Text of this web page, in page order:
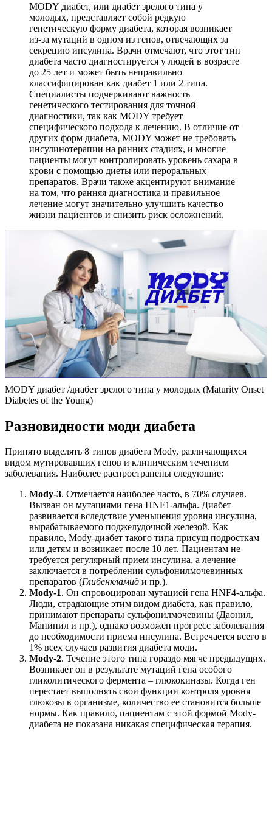
MODY диабет, или диабет зрелого типа у
молодых, представляет собой редкую
генетическую форму диабета, которая возникает
из-за мутаций в одном из генов, отвечающих за
секрецию инсулина. Врачи отмечают, что этот тип
диабета часто диагностируется у людей в возрасте
до 25 лет и может быть неправильно
классифицирован как диабет 1 или 2 типа.
Специалисты подчеркивают важность
генетического тестирования для точной
диагностики, так как MODY требует
специфического подхода к лечению. В отличие от
других форм диабета, MODY может не требовать
инсулинотерапии на ранних стадиях, и многие
пациенты могут контролировать уровень сахара в
крови с помощью диеты или пероральных
препаратов. Врачи также акцентируют внимание
на том, что ранняя диагностика и правильное
лечение могут значительно улучшить качество
жизни пациентов и снизить риск осложнений.
MODY диабет /диабет зрелого типа у молодых (Maturity Onset
Diabetes of the Young)
Разновидности моди диабета
Принято выделять 8 типов диабета Mody, различающихся
видом мутировавших генов и клиническим течением
заболевания. Наиболее распространены следующие:
Mody-3. Отмечается наиболее часто, в 70% случаев.
Вызван он мутациями гена HNF1-альфа. Диабет
развивается вследствие уменьшения уровня инсулина,
вырабатываемого поджелудочной железой. Как
правило, Mody-диабет такого типа присущ подросткам
или детям и возникает после 10 лет. Пациентам не
требуется регулярный прием инсулина, а лечение
заключается в потреблении сульфонилмочевинных
препаратов (Глибенкламид и пр.).
Mody-1. Он спровоцирован мутацией гена HNF4-альфа.
Люди, страдающие этим видом диабета, как правило,
принимают препараты сульфонилмочевины (Даонил,
Манинил и пр.), однако возможен прогресс заболевания
до необходимости приема инсулина. Встречается всего в
1% всех случаев развития диабета моди.
Mody-2. Течение этого типа гораздо мягче предыдущих.
Возникает он в результате мутаций гена особого
гликолитического фермента – глюкокиназы. Когда ген
перестает выполнять свои функции контроля уровня
глюкозы в организме, количество ее становится больше
нормы. Как правило, пациентам с этой формой Mody-
диабета не показана никакая специфическая терапия.